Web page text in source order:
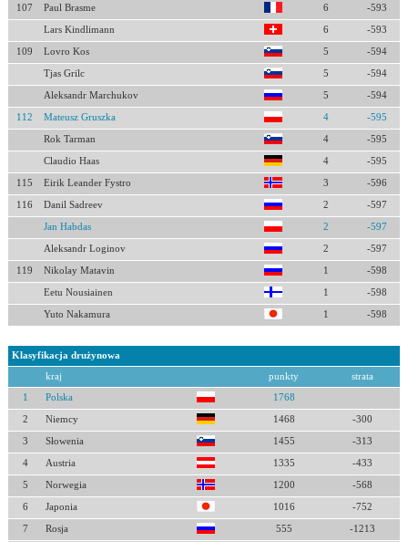
107 Paul Brasme 6 -593
Lars Kindlimann 6 -593
109 Lovro Kos 5 -594
Tjas Grilc 5 -594
Aleksandr Marchukov 5 -594
112 Mateusz Gruszka 4 -595
Rok Tarman 4 -595
Claudio Haas 4 -595
115 Eirik Leander Fystro 3 -596
116 Danil Sadreev 2 -597
Jan Habdas 2 -597
Aleksandr Loginov 2 -597
119 Nikolay Matavin 1 -598
Eetu Nousiainen 1 -598
Yuto Nakamura 1 -598
Klasyfikacja drużynowa
kraj punkty strata
1 Polska 1768
2 Niemcy 1468 -300
3 Słowenia 1455 -313
4 Austria 1335 -433
5 Norwegia 1200 -568
6 Japonia 1016 -752
7 Rosja 555 -1213